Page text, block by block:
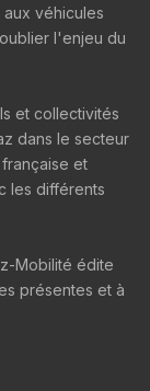
véhicules
oublier l'enjeu du
et collectivités
dans le secteur
et
les différents
Mobilité édite
présentes et à